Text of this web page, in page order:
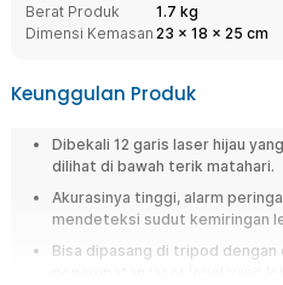
Berat Produk
1.7 kg
Dimensi Kemasan 23 x 18 x 25 cm
Keunggulan Produk
Dibekali 12 garis laser hijau
dilihat di bawah terik matahari.
Akurasinya tinggi, alarm
mendeteksi sudut kemiringan
Bisa dipasang di tripod